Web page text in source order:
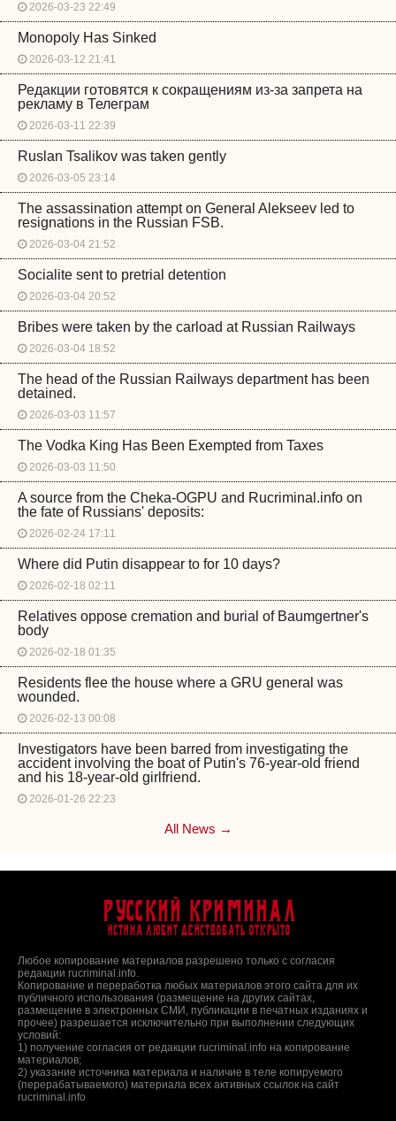
2026-03-23 22:49
Monopoly Has Sinked
2026-03-12 21:41
Редакции готовятся к сокращениям из-за запрета на
рекламу в Телеграм
2026-03-11 22:39
Ruslan Tsalikov was taken gently
2026-03-05 23:14
The assassination attempt on General Alekseev led to
resignations in the Russian FSB.
2026-03-04 21:52
Socialite sent to pretrial detention
2026-03-04 20:52
Bribes were taken by the carload at Russian Railways
2026-03-04 18:52
The head of the Russian Railways department has been
detained.
2026-03-03 11:57
The Vodka King Has Been Exempted from Taxes
2026-03-03 11:50
A source from the Cheka-OGPU and Rucriminal.info on
the fate of Russians' deposits:
2026-02-24 17:11
Where did Putin disappear to for 10 days?
2026-02-18 02:11
Relatives oppose cremation and burial of Baumgertner's
body
2026-02-18 01:35
Residents flee the house where a GRU general was
wounded.
2026-02-13 00:08
Investigators have been barred from investigating the
accident involving the boat of Putin's 76-year-old friend
and his 18-year-old girlfriend.
2026-01-26 22:23
All News →
Русский Криминал
Истина любит действовать открыто
Любое копирование материалов разрешено только с согласия
редакции rucriminal.info.
Копирование и переработка любых материалов этого сайта для их
публичного использования (размещение на других сайтах,
размещение в электронных СМИ, публикации в печатных изданиях и
прочее) разрешается исключительно при выполнении следующих
условий:
1) получение согласия от редакции rucriminal.info на копирование
материалов;
2) указание источника материала и наличие в теле копируемого
(перерабатываемого) материала всех активных ссылок на сайт
rucriminal.info